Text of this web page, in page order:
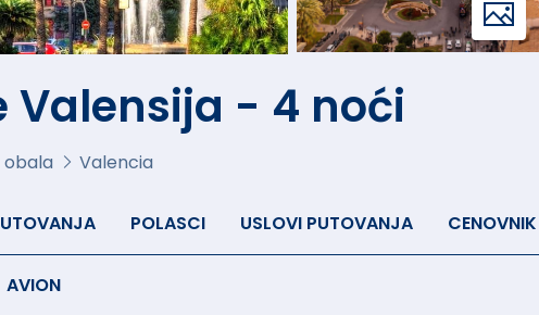
Valensija - 4 noći
obala Valencia
POLASCI USLOVI PUTOVANJA CENOVNIK
AVION